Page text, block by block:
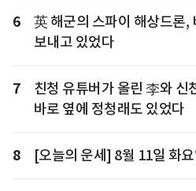
6
英 해군의 스파이 해상드론,
보내고 있었다
7
친청 유튜버가 올린 李와
바로 옆에 정청래도 있었다
8 [오늘의 운세] 8월 11일 화